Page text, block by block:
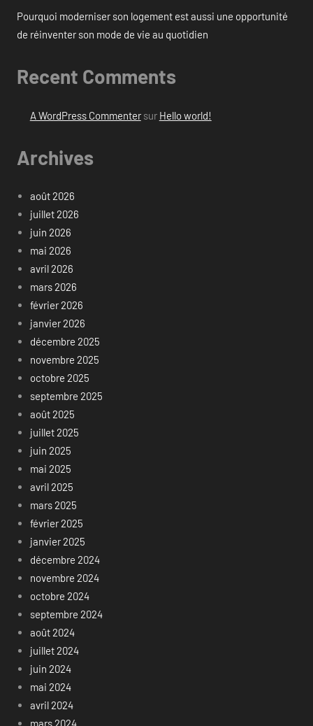
Pourquoi moderniser son logement est aussi une opportunité
de réinventer son mode de vie au quotidien
Recent Comments
A WordPress Commentersur Hello world!
Archives
août 2026
juillet 2026
juin 2026
mai 2026
avril 2026
mars 2026
février 2026
janvier 2026
décembre 2025
novembre 2025
octobre 2025
septembre 2025
août 2025
juillet 2025
juin 2025
mai 2025
avril 2025
mars 2025
février 2025
janvier 2025
décembre 2024
novembre 2024
octobre 2024
septembre 2024
août 2024
juillet 2024
juin 2024
mai 2024
avril 2024
mars 2024